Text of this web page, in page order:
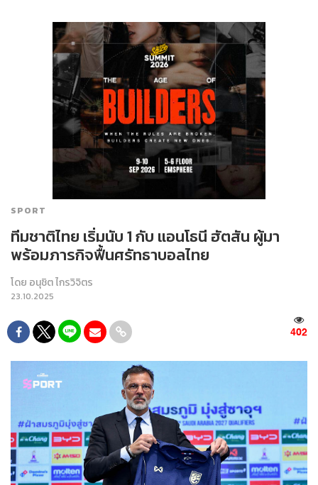
SPORT
ทีมชาติไทย เริ่มนับ 1 กับ แอนโธนี ฮัตสัน ผู้มา
พร้อมภารกิจฟื้นศรัทธาบอลไทย
โดย อนุชิต ไกรวิจิตร
23.10.2025
402